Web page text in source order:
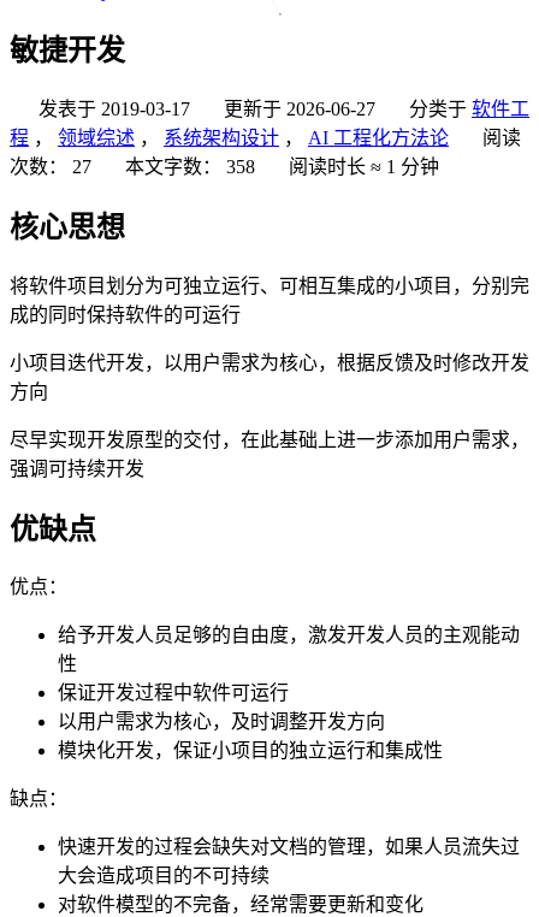
敏捷开发
发表于 2019-03-17 更新于 2026-06-27 分类于 软件工
程 ， 领域综述 ， 系统架构设计 ， AI 工程化方法论
阅读
次数：
27 本文字数： 358 阅读时长 ≈ 1 分钟
核心思想
将软件项目划分为可独立运行、可相互集成的小项目，分别完
成的同时保持软件的可运行
小项目迭代开发，以用户需求为核心，根据反馈及时修改开发
方向
尽早实现开发原型的交付，在此基础上进一步添加用户需求，
强调可持续开发
优缺点
优点：
给予开发人员足够的自由度，激发开发人员的主观能动
性
保证开发过程中软件可运行
以用户需求为核心，及时调整开发方向
模块化开发，保证小项目的独立运行和集成性
缺点：
快速开发的过程会缺失对文档的管理，如果人员流失过
大会造成项目的不可持续
对软件模型的不完备，经常需要更新和变化